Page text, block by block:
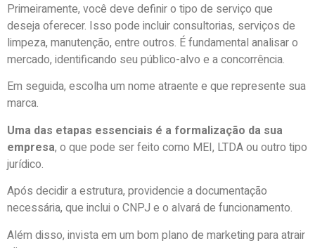
Primeiramente, você deve definir o tipo de serviço que
deseja oferecer. Isso pode incluir consultorias, serviços de
limpeza, manutenção, entre outros. É fundamental analisar o
mercado, identificando seu público-alvo e a concorrência.
Em seguida, escolha um nome atraente e que represente sua
marca.
Uma das etapas essenciais é a formalização da sua
empresa, o que pode ser feito como MEI, LTDA ou outro tipo
jurídico.
Após decidir a estrutura, providencie a documentação
necessária, que inclui o CNPJ e o alvará de funcionamento.
Além disso, invista em um bom plano de marketing para atrair